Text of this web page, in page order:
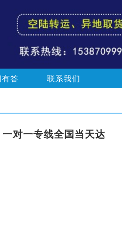
答 联系我们
对一专线全国当天达